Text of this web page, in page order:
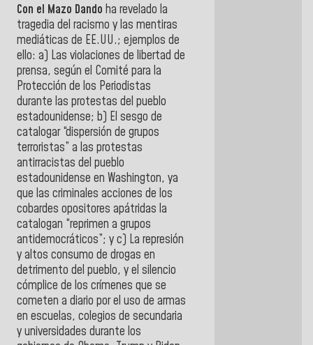
Con el Mazo Dando ha revelado la
tragedia del racismo y las mentiras
mediáticas de EE.UU.; ejemplos de
ello: a) Las violaciones de libertad de
prensa, según el Comité para la
Protección de los Periodistas
durante las protestas del pueblo
estadounidense; b) El sesgo de
catalogar “dispersión de grupos
terroristas” a las protestas
antirracistas del pueblo
estadounidense en Washington, ya
que las criminales acciones de los
cobardes opositores apátridas la
catalogan “reprimen a grupos
antidemocráticos”; y c) La represión
y altos consumo de drogas en
detrimento del pueblo, y el silencio
cómplice de los crímenes que se
cometen a diario por el uso de armas
en escuelas, colegios de secundaria
y universidades durante los